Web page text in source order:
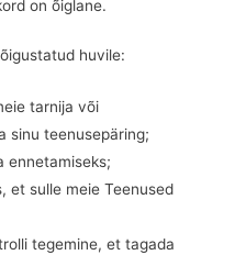
on õiglane.
huvile:
tarnija või
sinu teenusepäring;
ennetamiseks;
et sulle meie Teenused
tegemine, et tagada